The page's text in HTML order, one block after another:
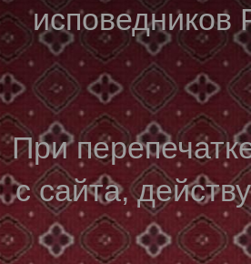
исповедников
При
с сайта,